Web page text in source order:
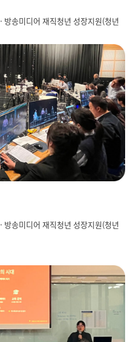
· 방송미디어 재직청년 성장지원(청년
· 방송미디어 재직청년 성장지원(청년